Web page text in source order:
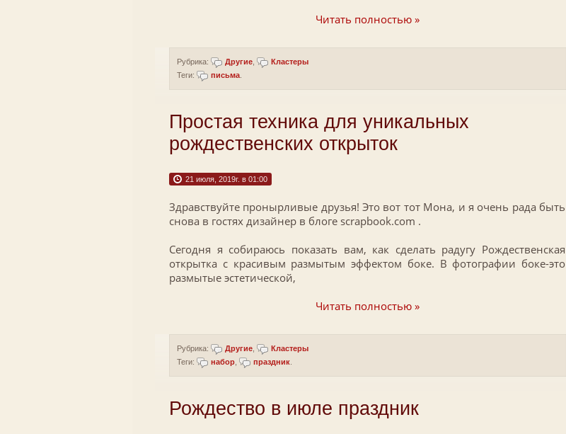
Читать полностью »
Рубрика: Другие
Кластеры
Теги:
письма
Простая техника для уникальных
рождественских открыток
21 июля, 2019г. в 01:00
Здравствуйте пронырливые друзья! Это вот тот Мона, и я очень рада быть
снова в гостях дизайнер в блоге scrapbook.com .
Сегодня я собираюсь показать вам, как сделать радугу Рождественская
открытка с красивым размытым эффектом боке. В фотографии боке-это
размытые эстетической,
Читать полностью »
Рубрика: Другие
Кластеры
Теги:
набор праздник
Рождество в июле праздник